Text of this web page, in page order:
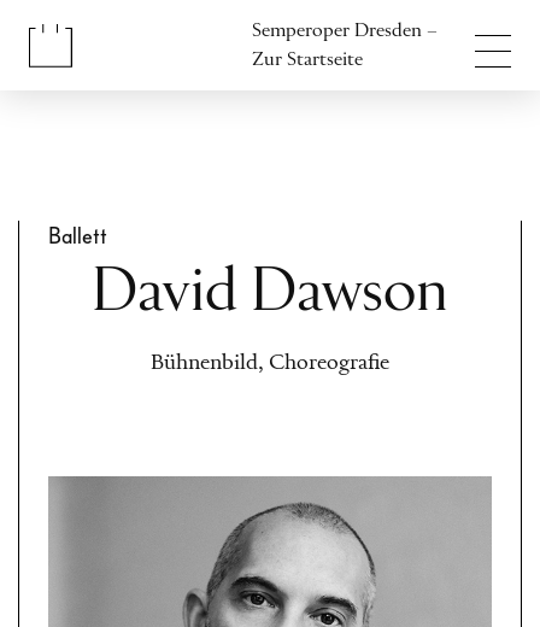
Semperoper Dresden –
Zur Startseite
Ballett
David Dawson
Bühnenbild, Choreografie